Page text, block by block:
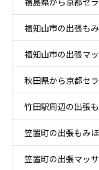
福知山市の出張も
福知山市の出張マ
秋田県から京都セ
竹田駅周辺の出張
りケア
笠置町の出張もみ
笠置町の出張マッ